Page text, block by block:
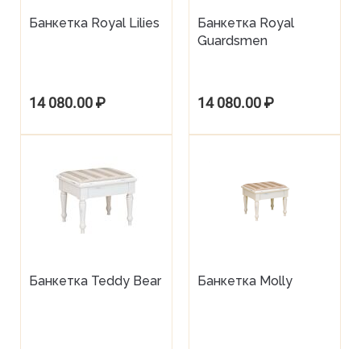
Банкетка Royal Lilies
14 080.00₽
Банкетка Royal
Guardsmen
14 080.00₽
Банкетка Teddy Bear Банкетка Molly